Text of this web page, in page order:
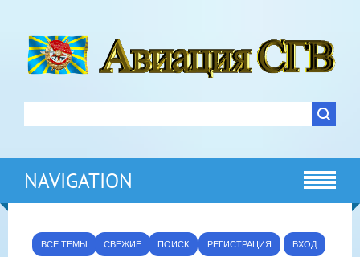
NAVIGATION
ВСЕ ТЕМЫ СВЕЖИЕ ПОИСК РЕГИСТРАЦИЯ ВХОД